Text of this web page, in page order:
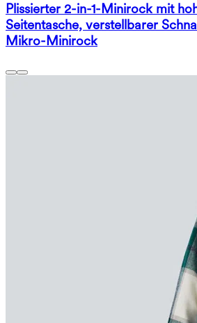
Plissierter 2-in-1-Minirock mit
Seitentasche, verstellbarer
Mikro-Minirock